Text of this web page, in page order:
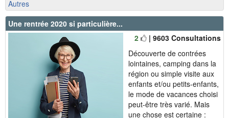
Autres
Une rentrée 2020 si particulière...
2
| 9603 Consultations
Découverte de contrées
lointaines, camping dans la
région ou simple visite aux
enfants et/ou petits-enfants,
le mode de vacances choisi
peut-être très varié. Mais
une chose est certaine :